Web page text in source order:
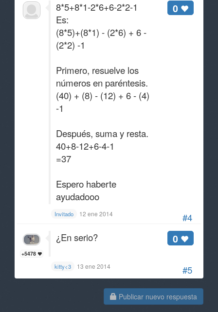
#4
0
8*5+8*1-2*6+6-2*2-1
Es:
(8*5)+(8*1) - (2*6) + 6 -
(2*2) -1
Primero, resuelve los
números en paréntesis.
(40) + (8) - (12) + 6 - (4)
-1
Después, suma y resta.
40+8-12+6-4-1
=37
Espero haberte
ayudadooo
Invitado 12 ene 2014
#5
+5478
0
¿En serio?
kitty<3 13 ene 2014
Publicar nuevo respuesta